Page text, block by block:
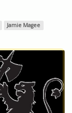
Jamie Magee